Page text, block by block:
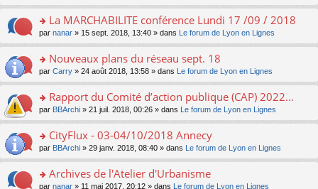
nt
s
c
e
nt
pl
u
s
c
e
nt
n
o
lu
pl
u
s
c
e
nt
g
e
n
o
lu
pl
u
s
c
e
nt
m
e
s
g
e
n
o
lu
pl
u
s
c
er
le
m
e
s
a
g
e
n
n
lu
le
pl
u
o
n
ult
er
le
m
e
a
g
e
n
La MARCHABILITE conférence Lundi 17 /09 / 2018
par nanar » 15 sept. 2018, 13:40 » dans Le forum de Lyon en Lignes
o
n
ult
er
le
m
e
a
Nouveaux plans du réseau sept. 18
par Carry » 24 août 2018, 13:58 » dans Le forum de Lyon en Lignes
o
n
ult
er
le
m
e
Rapport du Comité d’action publique (CAP) 2022...
par BBArchi » 21 juil. 2018, 00:26 » dans Le forum de Lyon en Lignes
o
n
ult
CityFlux - 03-04/10/2018 Annecy
par BBArchi » 29 janv. 2018, 08:40 » dans Le forum de Lyon en Lignes
o
Archives de l'Atelier d'Urbanisme
par nanar » 11 mai 2017, 20:12 » dans Le forum de Lyon en Lignes